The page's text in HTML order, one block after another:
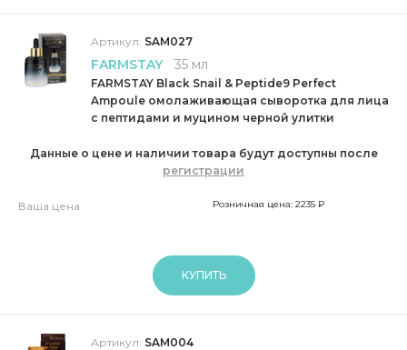
Артикул: SAM027
FARMSTAY 35 мл
FARMSTAY Black Snail & Peptide9 Perfect
Ampoule омолаживающая сыворотка для лица
с пептидами и муцином черной улитки
Данные о цене и наличии товара будут доступны после
регистрации
Ваша цена Розничная цена: 2235 ₽
КУПИТЬ
Артикул: SAM004